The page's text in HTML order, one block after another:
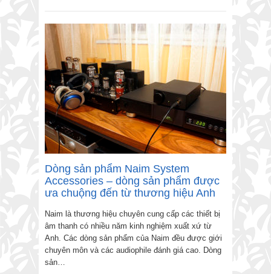
Dòng sản phẩm Naim System
Accessories – dòng sản phẩm được
ưa chuộng đến từ thương hiệu Anh
Naim là thương hiệu chuyên cung cấp các thiết bị
âm thanh có nhiều năm kinh nghiệm xuất xứ từ
Anh. Các dòng sản phẩm của Naim đều được giới
chuyên môn và các audiophile đánh giá cao. Dòng
sản…